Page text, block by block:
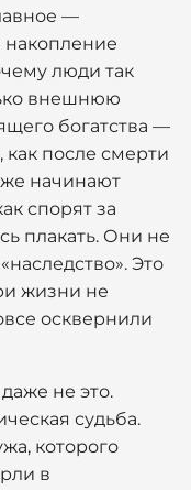
—
накопление
люди так
внешнюю
богатства —
после смерти
начинают
спорят за
плакать. Они не
Это
жизни не
осквернили
не это.
судьба.
которого
в